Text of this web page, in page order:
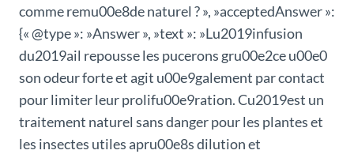
comme remu00e8de naturel ? », »acceptedAnswer »:
{« @type »: »Answer », »text »: »Lu2019infusion
du2019ail repousse les pucerons gru00e2ce u00e0
son odeur forte et agit u00e9galement par contact
pour limiter leur prolifu00e9ration. Cu2019est un
traitement naturel sans danger pour les plantes et
les insectes utiles apru00e8s dilution et